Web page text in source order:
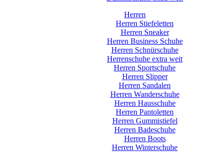
Herren
Herren Stiefeletten
Herren Sneaker
Herren Business Schuhe
Herren Schnürschuhe
Herrenschuhe extra weit
Herren Sportschuhe
Herren Slipper
Herren Sandalen
Herren Wanderschuhe
Herren Hausschuhe
Herren Pantoletten
Herren Gummistiefel
Herren Badeschuhe
Herren Boots
Herren Winterschuhe